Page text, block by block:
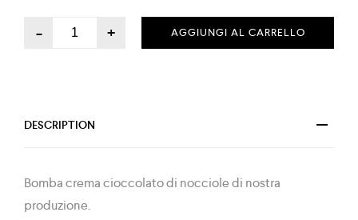
- + AGGIUNGI AL CARRELLO
DESCRIPTION
Bomba crema cioccolato di nocciole di nostra
produzione.